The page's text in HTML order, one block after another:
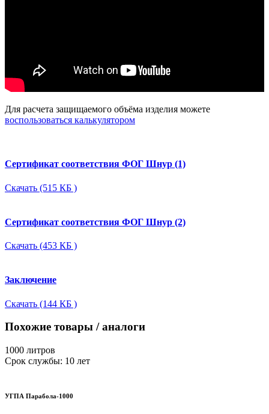
Для расчета защищаемого объёма изделия можете
воспользоваться калькулятором
Сертификат соответствия ФОГ Шнур (1)
Скачать (515 КБ )
Сертификат соответствия ФОГ Шнур (2)
Скачать (453 КБ )
Заключение
Скачать (144 КБ )
Похожие товары / аналоги
1000 литров
Срок службы: 10 лет
УГПА Парабола-1000